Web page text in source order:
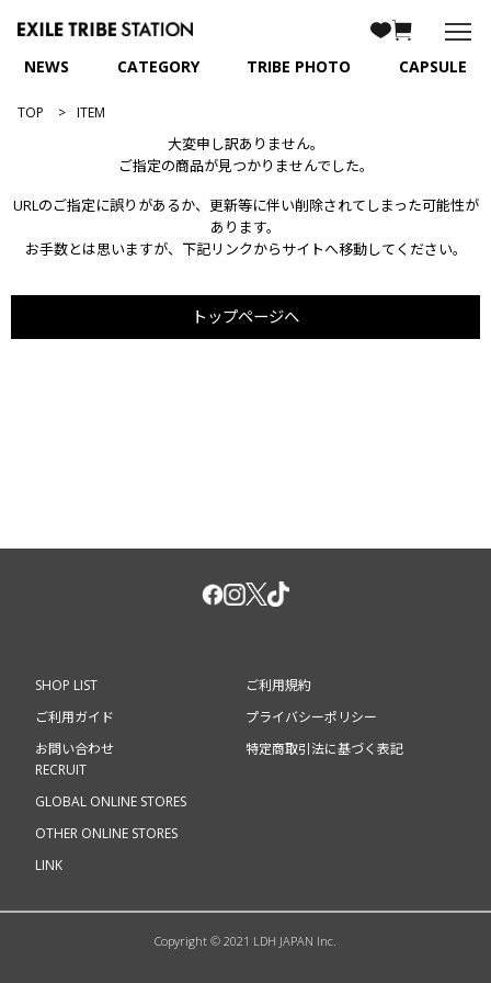
NEWS CATEGORY TRIBE PHOTO CAPSULE
TOP ITEM
大変申し訳ありません。
ご指定の商品が見つかりませんでした。
URLのご指定に誤りがあるか、更新等に伴い削除されてしまった可能性が
あります。
お手数とは思いますが、下記リンクからサイトへ移動してください。
トップページへ
SHOP LIST
ご利用ガイド
お問い合わせ
ご利用規約
プライバシーポリシー
特定商取引法に基づく表記
RECRUIT
GLOBAL ONLINE STORES
OTHER ONLINE STORES
LINK
Copyright © 2021 LDH JAPAN Inc.